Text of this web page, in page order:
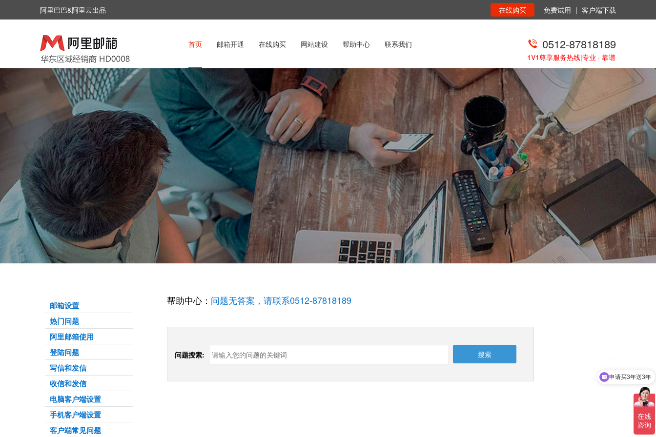
阿里巴巴&阿里云出品 在线购买 免费试用 | 客户端下载
首页 邮箱开通 在线购买 网站建设 帮助中心 联系我们 0512-87818189
1V1尊享服务热线|专业 · 靠谱
邮箱设置
热门问题
阿里邮箱使用
登陆问题
写信和发信
收信和发信
电脑客户端设置
手机客户端设置
客户端常见问题
帮助中心： 问题无答案，请联系0512-87818189
问题搜索:
申请买3年送3年